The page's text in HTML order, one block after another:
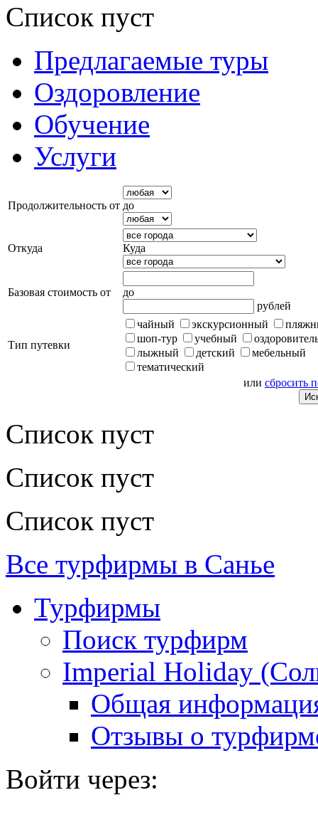
Список пуст
Предлагаемые туры
Оздоровление
Обучение
Услуги
Продолжительность от до
Откуда Куда
Базовая стоимость от
до
рублей
Тип путевки
чайный экскурсионный
шоп-тур
учебный
лыжный
детский
мебельный
тематический
или сбросить
Список пуст
Список пуст
Список пуст
Все турфирмы в Санье
Турфирмы
Поиск турфирм
Imperial Holiday
Общая
Отзывы о
Войти через: